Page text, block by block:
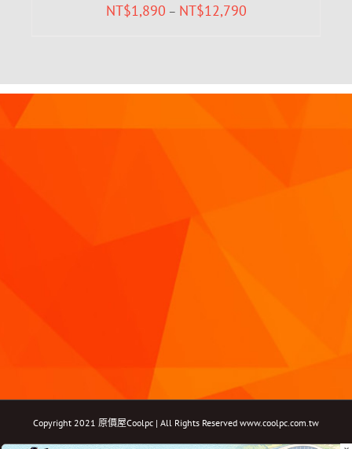
NT$1,890 – NT$12,790
Copyright 2021 原價屋Coolpc | All Rights Reserved www.coolpc.com.tw